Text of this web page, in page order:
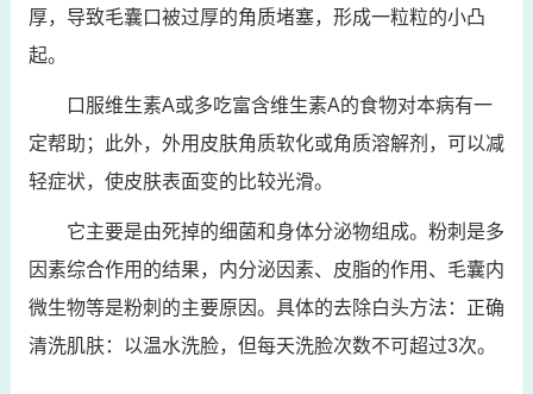
厚，导致毛囊口被过厚的角质堵塞，形成一粒粒的小凸
起。
口服维生素A或多吃富含维生素A的食物对本病有一
定帮助；此外，外用皮肤角质软化或角质溶解剂，可以减
轻症状，使皮肤表面变的比较光滑。
它主要是由死掉的细菌和身体分泌物组成。粉刺是多
因素综合作用的结果，内分泌因素、皮脂的作用、毛囊内
微生物等是粉刺的主要原因。具体的去除白头方法：正确
清洗肌肤：以温水洗脸，但每天洗脸次数不可超过3次。